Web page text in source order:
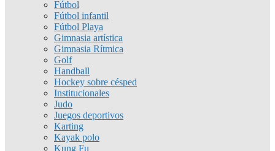
Fútbol
Fútbol infantil
Fútbol Playa
Gimnasia artística
Gimnasia Rítmica
Golf
Handball
Hockey sobre césped
Institucionales
Judo
Juegos deportivos
Karting
Kayak polo
Kung Fu